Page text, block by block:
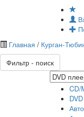
Главная / Курган-
Фильтр - поиск
CD/